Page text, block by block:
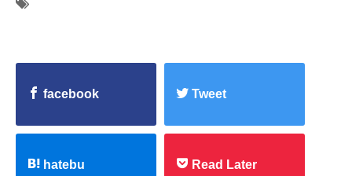
facebook Tweet
hatebu Read Later